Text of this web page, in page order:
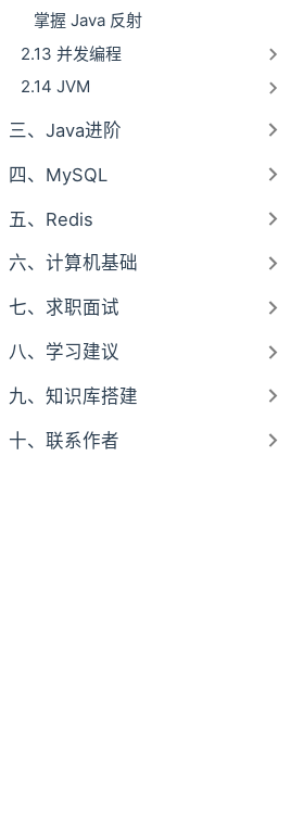
掌握 Java 反射
2.13 并发编程
2.14 JVM
三、Java进阶
四、MySQL
五、Redis
六、计算机基础
七、求职面试
八、学习建议
九、知识库搭建
十、联系作者